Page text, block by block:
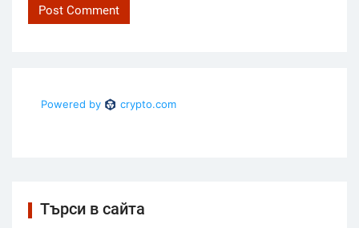
Търси в сайта